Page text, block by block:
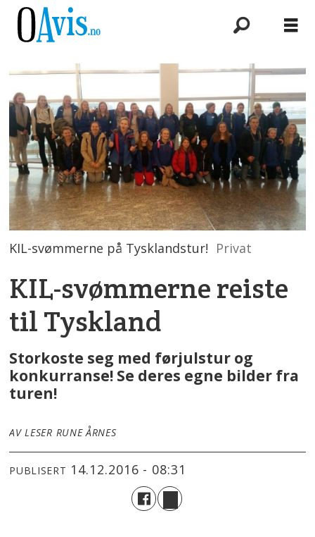
KIL-svømmerne på Tysklandstur! Privat
KIL-svømmerne reiste
til Tyskland
Storkoste seg med førjulstur og
konkurranse! Se deres egne bilder fra
turen!
AV LESER RUNE ÅRNES
PUBLISERT 14.12.2016 - 08:31